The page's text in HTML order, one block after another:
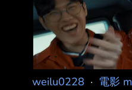
認我嗑到了，好甜
西的但被刪掉 太快
類的 -- https://
https://
z
weilu0228 · 電影